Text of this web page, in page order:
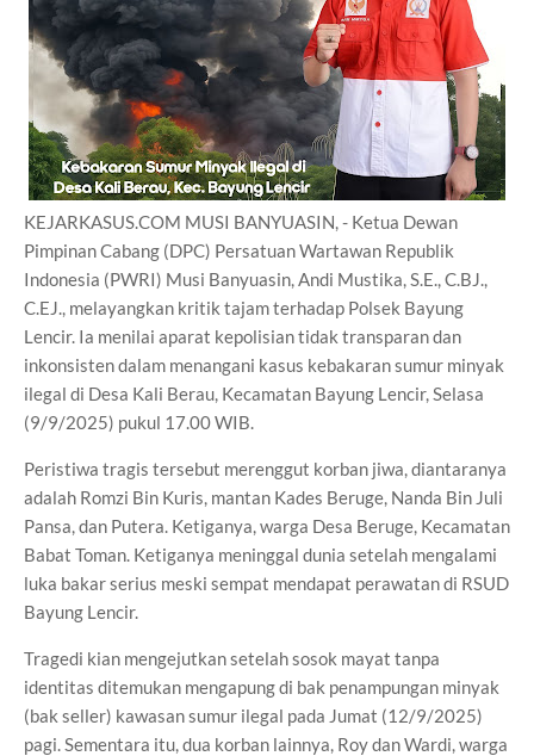
KEJARKASUS.COM MUSI BANYUASIN, - Ketua Dewan
Pimpinan Cabang (DPC) Persatuan Wartawan Republik
Indonesia (PWRI) Musi Banyuasin, Andi Mustika, S.E., C.BJ.,
C.EJ., melayangkan kritik tajam terhadap Polsek Bayung
Lencir. Ia menilai aparat kepolisian tidak transparan dan
inkonsisten dalam menangani kasus kebakaran sumur minyak
ilegal di Desa Kali Berau, Kecamatan Bayung Lencir, Selasa
(9/9/2025) pukul 17.00 WIB.
Peristiwa tragis tersebut merenggut korban jiwa, diantaranya
adalah Romzi Bin Kuris, mantan Kades Beruge, Nanda Bin Juli
Pansa, dan Putera. Ketiganya, warga Desa Beruge, Kecamatan
Babat Toman. Ketiganya meninggal dunia setelah mengalami
luka bakar serius meski sempat mendapat perawatan di RSUD
Bayung Lencir.
Tragedi kian mengejutkan setelah sosok mayat tanpa
identitas ditemukan mengapung di bak penampungan minyak
(bak seller) kawasan sumur ilegal pada Jumat (12/9/2025)
pagi. Sementara itu, dua korban lainnya, Roy dan Wardi, warga